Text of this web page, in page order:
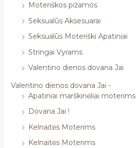
Moteriškos pižamos
Seksualūs Aksesuarai
Seksualūs Moteriški Apatiniai
Stringai Vyrams
Valentino dienos dovana Jai
Valentino dienos dovana Jai -
Apatiniai marškinėliai moterims
Dovana Jai !
Kelnaitės Moterims
Kelnaitės Moterims